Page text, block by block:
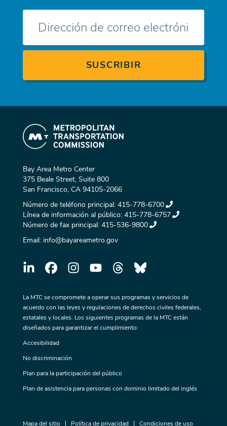
electrónico
Bay Area Metro Center
375 Beale Street, Suite 800
San Francisco, CA 94105-2066
Número de teléfono principal: 415-778-6700
Línea de información al público: 415-778-6757
Número de fax principal: 415-536-9800
Email: info@bayareametro.gov
La MTC se compromete a operar sus programas y servicios de
acuerdo con las leyes y regulaciones de derechos civiles federales,
estatales y locales. Los siguientes programas de la MTC están
diseñados para garantizar el cumplimiento:
Accesibilidad
No discriminación
Plan para la participación del público
Plan de asistencia para personas con dominio limitado del inglés
Mapa del sitio Política de privacidad Condiciones de uso